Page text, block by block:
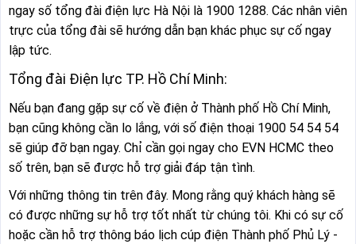
ngay số tổng đài điện lực Hà Nội là 1900 1288. Các nhân viên
trực của tổng đài sẽ hướng dẫn bạn khác phục sự cố ngay
lập tức.
Tổng đài Điện lực TP. Hồ Chí Minh:
Nếu bạn đang gặp sự cố về điện ở Thành phố Hồ Chí Minh,
bạn cũng không cần lo lắng, với số điện thoại 1900 54 54 54
sẽ giúp đỡ bạn ngay. Chỉ cần gọi ngay cho EVN HCMC theo
số trên, bạn sẽ được hỗ trợ giải đáp tận tình.
Với những thông tin trên đây. Mong rằng quý khách hàng sẽ
có được những sự hỗ trợ tốt nhất từ chúng tôi. Khi có sự cố
hoặc cần hỗ trợ thông báo lịch cúp điện Thành phố Phủ Lý -